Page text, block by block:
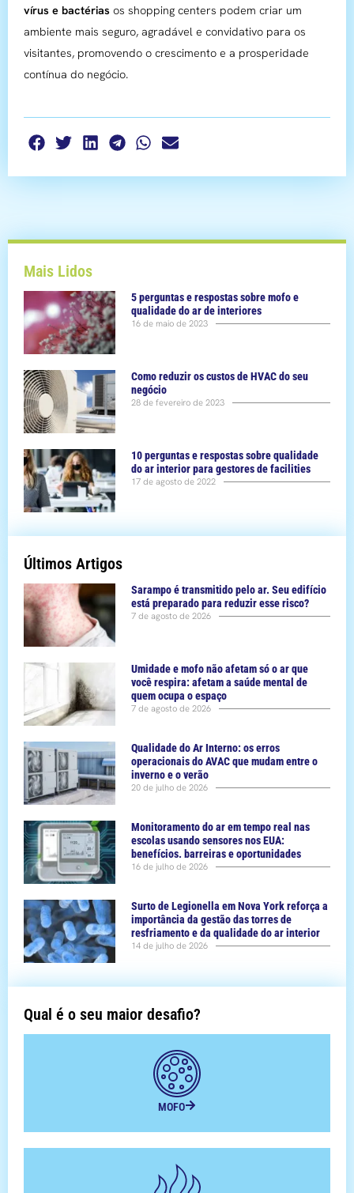
vírus e bactérias os shopping centers podem criar um
ambiente mais seguro, agradável e convidativo para os
visitantes, promovendo o crescimento e a prosperidade
contínua do negócio.
Mais Lidos
5 perguntas e respostas sobre mofo e
qualidade do ar de interiores
16 de maio de 2023
Como reduzir os custos de HVAC do seu
negócio
28 de fevereiro de 2023
10 perguntas e respostas sobre qualidade
do ar interior para gestores de facilities
17 de agosto de 2022
Últimos Artigos
Sarampo é transmitido pelo ar. Seu edifício
está preparado para reduzir esse risco?
7 de agosto de 2026
Umidade e mofo não afetam só o ar que
você respira: afetam a saúde mental de
quem ocupa o espaço
7 de agosto de 2026
Qualidade do Ar Interno: os erros
operacionais do AVAC que mudam entre o
inverno e o verão
20 de julho de 2026
Monitoramento do ar em tempo real nas
escolas usando sensores nos EUA:
benefícios. barreiras e oportunidades
16 de julho de 2026
Surto de Legionella em Nova York reforça a
importância da gestão das torres de
resfriamento e da qualidade do ar interior
14 de julho de 2026
Qual é o seu maior desafio?
MOFO